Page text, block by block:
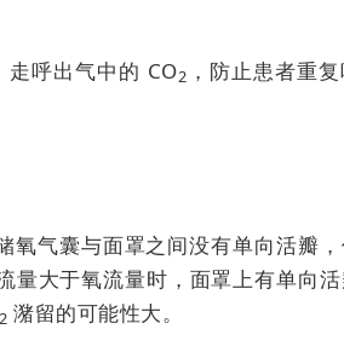
呼出气中的 CO2 ，防止患者重复
氧气囊与面罩之间没有单向活瓣
量大于氧流量时，面罩上有单向活
2 潴留的可能性大。